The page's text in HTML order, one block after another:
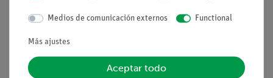
Medios / Descargas
Envío gratuito a partir de 300,- €.
Medios de comunicación externos Functional
Más ajustes
Aceptar todo